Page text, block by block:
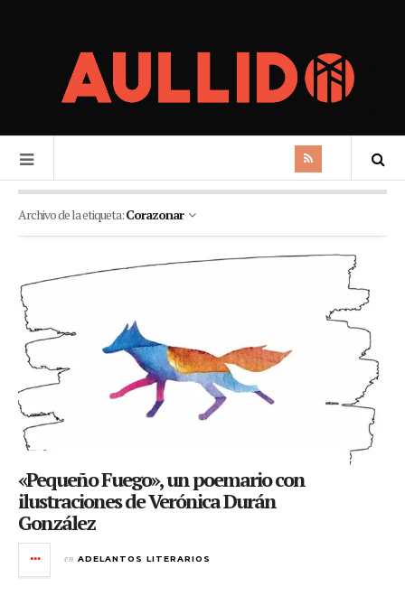
Archivo de la etiqueta:Corazonar
«Pequeño Fuego», un poemario con
ilustraciones de Verónica Durán
González
en ADELANTOS LITERARIOS